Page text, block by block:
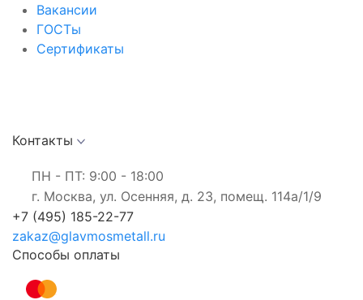
Вакансии
ГОСТы
Сертификаты
Контакты
ПН - ПТ: 9:00 - 18:00
г. Москва, ул. Осенняя, д. 23, помещ. 114а/1/9
+7 (495) 185-22-77
zakaz@glavmosmetall.ru
Способы оплаты